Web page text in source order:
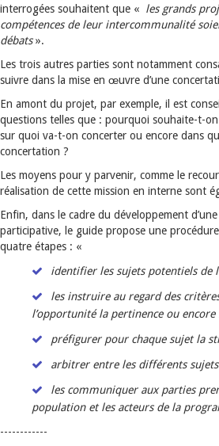
interrogées souhaitent que « les grands
compétences de leur intercommunalité
débats».
Les trois autres parties sont notamment
suivre dans la mise en œuvre d’une
En amont du projet, par exemple, il est
questions telles que : pourquoi souhaite-t-
sur quoi va-t-on concerter ou encore dans
concertation ?
Les moyens pour y parvenir, comme le
réalisation de cette mission en interne sont
Enfin, dans le cadre du développement
participative, le guide propose une
quatre étapes : «
identifier les sujets potentiels de
les instruire au regard des
l’opportunité la pertinence ou
préfigurer pour chaque sujet la
arbitrer entre les différents
les communiquer aux parties
population et les acteurs de la
------------